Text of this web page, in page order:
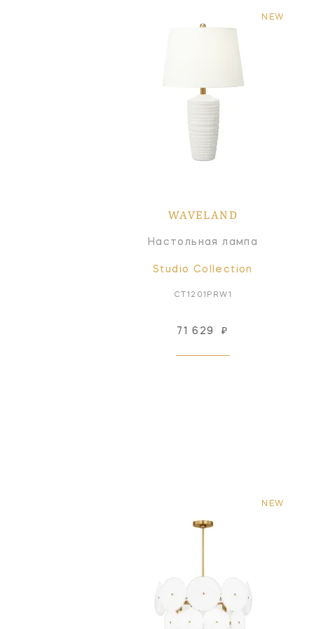
NEW
WAVELAND
Настольная лампа
Studio Collection
CT1201PRW1
71 629 ₽
NEW